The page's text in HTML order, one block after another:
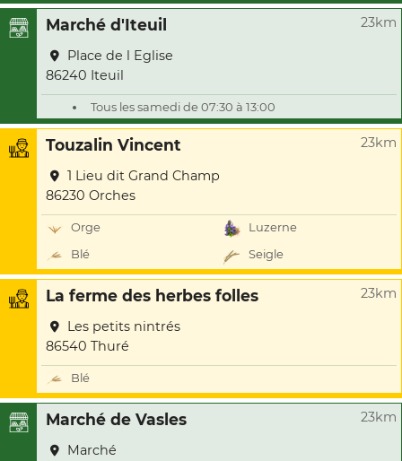
Marché d'Iteuil 23km
Place de l Eglise
86240 Iteuil
Tous les samedi de 07:30 à 13:00
Touzalin Vincent 23km
1 Lieu dit Grand Champ
86230 Orches
Orge
Luzerne
Blé
Seigle
La ferme des herbes folles 23km
Les petits nintrés
86540 Thuré
Blé
Marché de Vasles 23km
Marché